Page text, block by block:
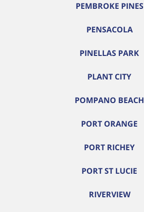
PEMBROKE PINES
PENSACOLA
PINELLAS PARK
PLANT CITY
POMPANO BEACH
PORT ORANGE
PORT RICHEY
PORT ST LUCIE
RIVERVIEW